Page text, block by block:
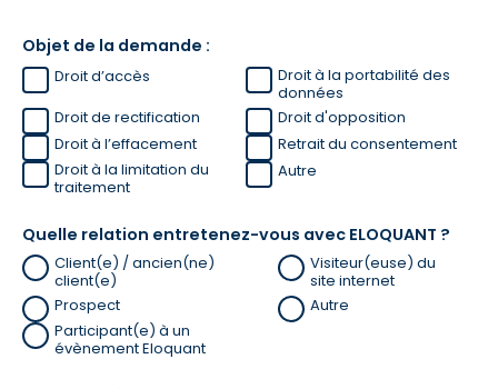
Objet de la demande :
Droit d’accès
Droit à la portabilité des
données
Droit de rectification
Droit d'opposition
Droit à l’effacement
Retrait du consentement
Droit à la limitation du
traitement
Autre
Quelle relation entretenez-vous avec ELOQUANT ?
Client(e) / ancien(ne)
client(e)
Visiteur(euse) du
site internet
Prospect
Autre
Participant(e) à un
évènement Eloquant